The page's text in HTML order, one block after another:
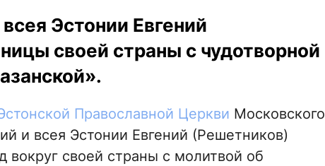
Эстонии Евгений
своей страны с чудотворной
Православной Церкви Московского
и всея Эстонии Евгений (Решетников)
своей страны с молитвой об